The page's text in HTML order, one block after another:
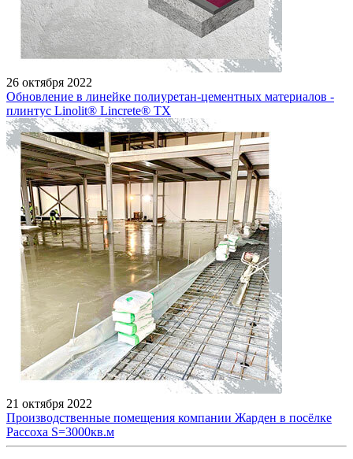
26 октября 2022
Обновление в линейке полиуретан-цементных материалов -
плинтус Linolit® Lincrete® ТХ
21 октября 2022
Производственные помещения компании Жарден в посёлке
Рассоха S=3000кв.м